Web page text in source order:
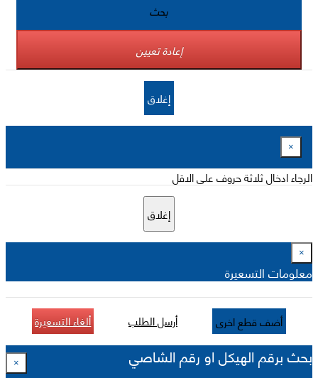
بحث
إعادة تعيين
إغلاق
×
الرجاء ادخال ثلاثة حروف على الاقل
إغلاق
×
معلومات التسعيرة
أضف قطع اخرى أرسل الطلب ألغاء التسعيرة
بحث برقم الهيكل او رقم الشاصي ×